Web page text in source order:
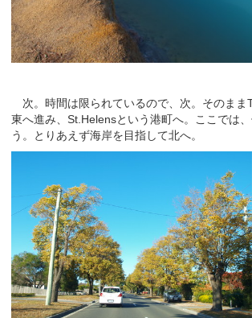
次。時間は限られているので、次。そのまま
東へ進み、St.Helensという港町へ。ここでは
う。とりあえず海岸を目指して北へ。